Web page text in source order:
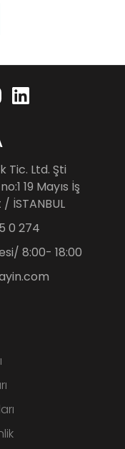
instagram
Tic. Ltd. Şti
19 Mayıs İş
İSTANBUL
0 274
8:00- 18:00